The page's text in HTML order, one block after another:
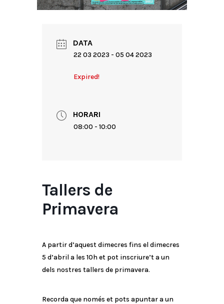
DATA
22 03 2023 - 05 04 2023
Expired!
HORARI
08:00 - 10:00
Tallers de
Primavera
A partir d’aquest dimecres fins el dimecres
5 d’abril a les 10h et pot inscriure’t a un
dels nostres tallers de primavera.
Recorda que només et pots apuntar a un